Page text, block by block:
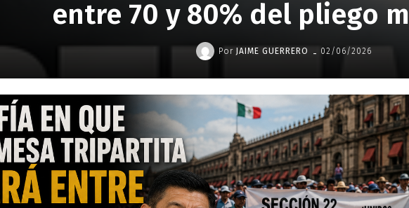
entre 70 y 80% del pliego
Por JAIME GUERRERO - 02/06/2026